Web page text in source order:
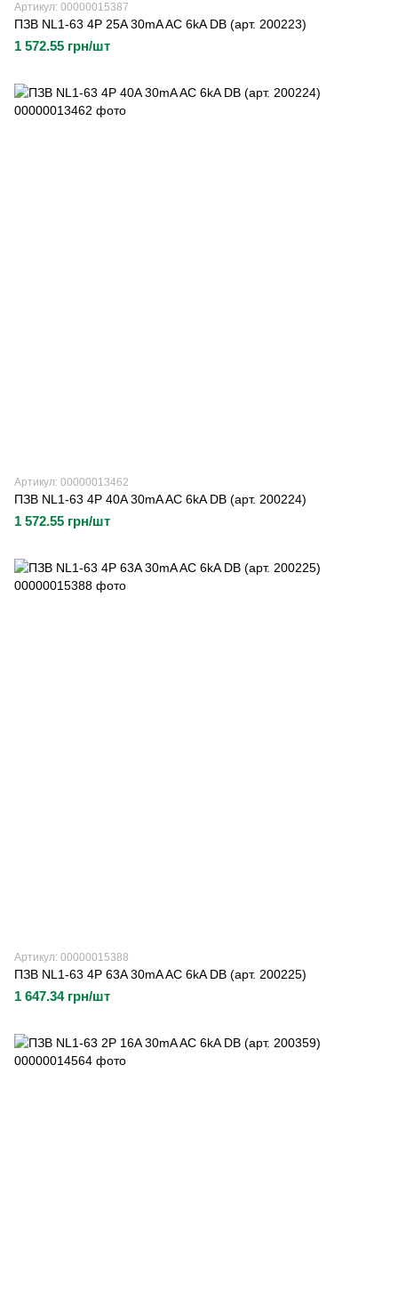
Артикул: 00000015387
ПЗВ NL1-63 4P 25A 30mA AC 6kA DB (арт. 200223)
1 572.55 грн/шт
Артикул: 00000013462
ПЗВ NL1-63 4P 40A 30mA AC 6kA DB (арт. 200224)
1 572.55 грн/шт
Артикул: 00000015388
ПЗВ NL1-63 4P 63A 30mA AC 6kA DB (арт. 200225)
1 647.34 грн/шт